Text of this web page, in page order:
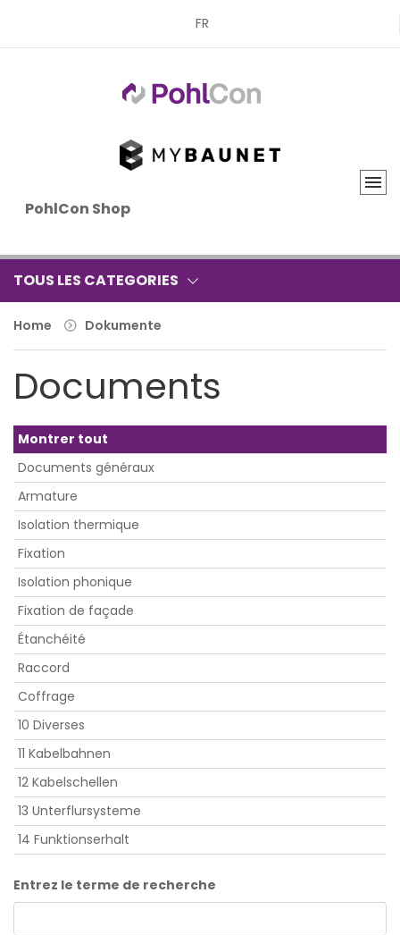
FR
PohlCon Shop
TOUS LES CATEGORIES
Home Dokumente
Documents
Montrer tout
Documents généraux
Armature
Isolation thermique
Fixation
Isolation phonique
Fixation de façade
Étanchéité
Raccord
Coffrage
10 Diverses
11 Kabelbahnen
12 Kabelschellen
13 Unterflursysteme
14 Funktionserhalt
Entrez le terme de recherche